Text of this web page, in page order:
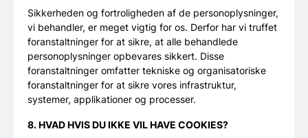
Sikkerheden og fortroligheden af de personoplysninger,
vi behandler, er meget vigtig for os. Derfor har vi truffet
foranstaltninger for at sikre, at alle behandlede
personoplysninger opbevares sikkert. Disse
foranstaltninger omfatter tekniske og organisatoriske
foranstaltninger for at sikre vores infrastruktur,
systemer, applikationer og processer.
8. HVAD HVIS DU IKKE VIL HAVE COOKIES?